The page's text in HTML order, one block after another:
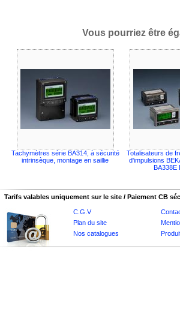
Vous pourriez être
Tachymètres série BA314, à sécurité
intrinsèque, montage en saillie
Totalisateurs de
d'impulsions
BA338E
Tarifs valables uniquement sur le site / Paiement CB
C.G.V
Plan du site
Nos catalogues